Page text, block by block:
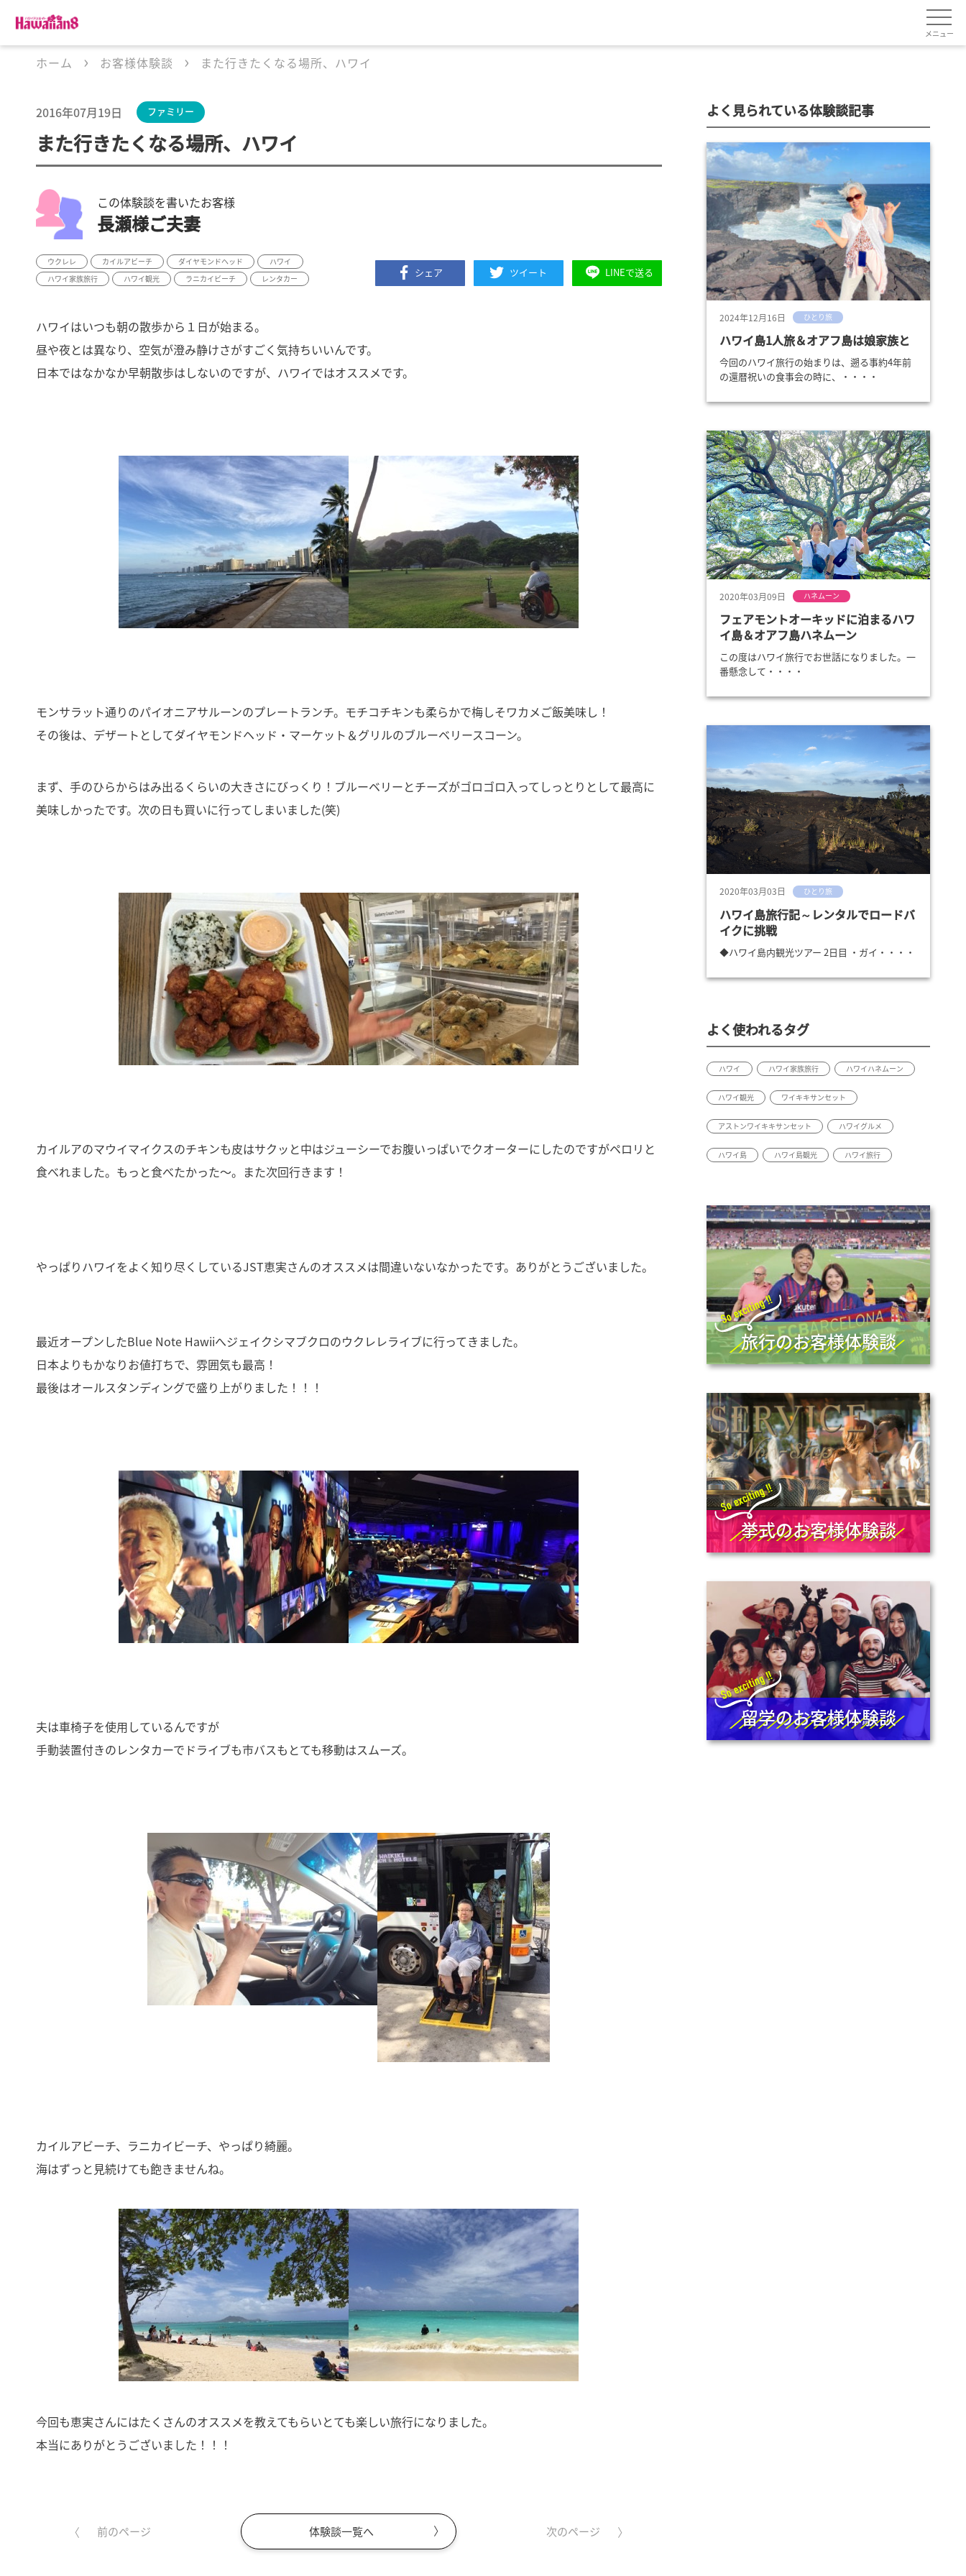
メニュー
ホーム お客様体験談 また行きたくなる場所、ハワイ
2016年07月19日 ファミリー
また行きたくなる場所、ハワイ
この体験談を書いたお客様
長瀬様ご夫妻
ウクレレ カイルアビーチ ダイヤモンドヘッド
ハワイ
ハワイ家族旅行
ハワイ観光 ラニカイビーチ レンタカー シェア ツイート LINEで送る
ハワイはいつも朝の散歩から１日が始まる。
昼や夜とは異なり、空気が澄み静けさがすごく気持ちいいんです。
日本ではなかなか早朝散歩はしないのですが、ハワイではオススメです。
モンサラット通りのパイオニアサルーンのプレートランチ。モチコチキンも柔らかで梅しそワカメご飯美味し！
その後は、デザートとしてダイヤモンドヘッド・マーケット＆グリルのブルーベリースコーン。
まず、手のひらからはみ出るくらいの大きさにびっくり！ブルーベリーとチーズがゴロゴロ入ってしっとりとして最高に
美味しかったです。次の日も買いに行ってしまいました(笑)
カイルアのマウイマイクスのチキンも皮はサクッと中はジューシーでお腹いっぱいでクオーターにしたのですがペロリと
食べれました。もっと食べたかった〜。また次回行きます！
やっぱりハワイをよく知り尽くしているJST恵実さんのオススメは間違いないなかったです。ありがとうございました。
最近オープンしたBlue Note Hawiiへジェイクシマブクロのウクレレライブに行ってきました。
日本よりもかなりお値打ちで、雰囲気も最高！
最後はオールスタンディングで盛り上がりました！！！
夫は車椅子を使用しているんですが
手動装置付きのレンタカーでドライブも市バスもとても移動はスムーズ。
カイルアビーチ、ラニカイビーチ、やっぱり綺麗。
海はずっと見続けても飽きませんね。
今回も恵実さんにはたくさんのオススメを教えてもらいとても楽しい旅行になりました。
本当にありがとうございました！！！
前のページ 体験談一覧へ 次のページ
よく見られている体験談記事
2024年12月16日 ひとり旅
ハワイ島1人旅＆オアフ島は娘家族と
今回のハワイ旅行の始まりは、遡る事約4年前
の還暦祝いの食事会の時に、・・・・
2020年03月09日 ハネムーン
フェアモントオーキッドに泊まるハワ
イ島＆オアフ島ハネムーン
この度はハワイ旅行でお世話になりました。一
番懸念して・・・・
2020年03月03日 ひとり旅
ハワイ島旅行記～レンタルでロードバ
イクに挑戦
◆ハワイ島内観光ツアー 2日目 ・ガイ・・・・
よく使われるタグ
ハワイ ハワイ家族旅行 ハワイハネムーン
ハワイ観光 ワイキキサンセット
アストンワイキキサンセット ハワイグルメ
ハワイ島 ハワイ島観光 ハワイ旅行
旅行のお客様体験談
挙式のお客様体験談
留学のお客様体験談